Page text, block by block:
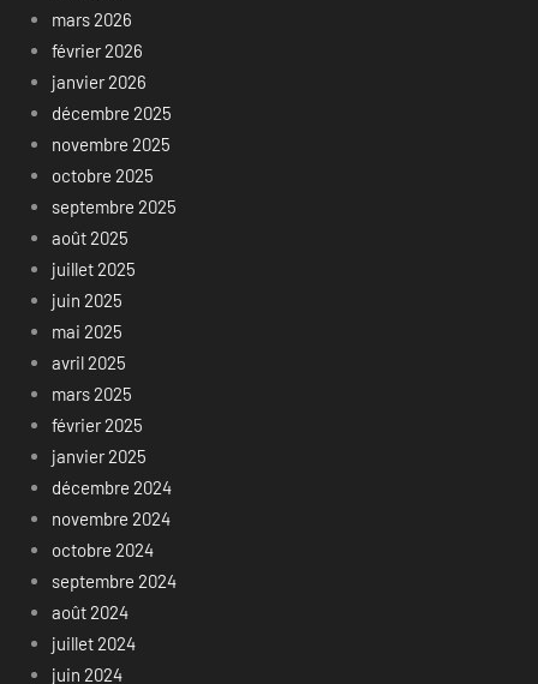
mars 2026
février 2026
janvier 2026
décembre 2025
novembre 2025
octobre 2025
septembre 2025
août 2025
juillet 2025
juin 2025
mai 2025
avril 2025
mars 2025
février 2025
janvier 2025
décembre 2024
novembre 2024
octobre 2024
septembre 2024
août 2024
juillet 2024
juin 2024